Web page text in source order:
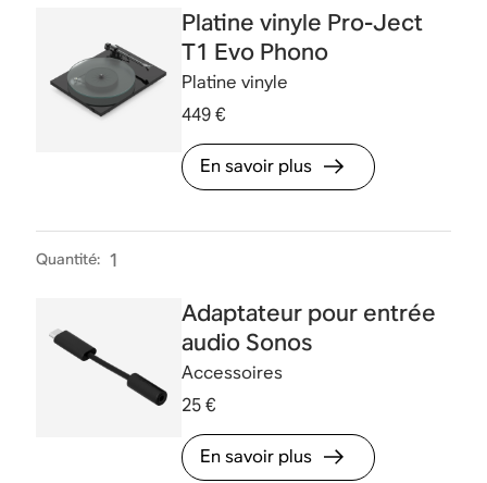
Platine vinyle Pro-Ject
T1 Evo Phono
Platine vinyle
449 €
En savoir plus
Quantité: 1
Adaptateur pour entrée
audio Sonos
Accessoires
25 €
En savoir plus